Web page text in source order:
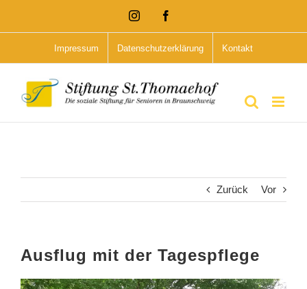
Inhalt
Instagram
Impressum Datenschutzerklärung Kontakt
Zurück Vor
Ausflug mit der Tagespflege